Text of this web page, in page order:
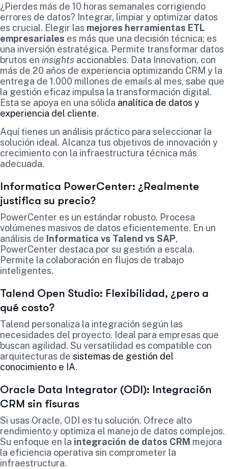
¿Pierdes más de 10 horas semanales corrigiendo
errores de datos? Integrar, limpiar y optimizar datos
es crucial. Elegir las mejores herramientas ETL
empresariales es más que una decisión técnica; es
una inversión estratégica. Permite transformar datos
brutos en insights accionables. Data Innovation, con
más de 20 años de experiencia optimizando CRM y la
entrega de 1.000 millones de emails al mes, sabe que
la gestión eficaz impulsa la transformación digital.
Esta se apoya en una sólida analítica de datos y
experiencia del cliente.
Aquí tienes un análisis práctico para seleccionar la
solución ideal. Alcanza tus objetivos de innovación y
crecimiento con la infraestructura técnica más
adecuada.
Informatica PowerCenter: ¿Realmente
justifica su precio?
PowerCenter es un estándar robusto. Procesa
volúmenes masivos de datos eficientemente. En un
análisis de Informatica vs Talend vs SAP,
PowerCenter destaca por su gestión a escala.
Permite la colaboración en flujos de trabajo
inteligentes.
Talend Open Studio: Flexibilidad, ¿pero a
qué costo?
Talend personaliza la integración según las
necesidades del proyecto. Ideal para empresas que
buscan agilidad. Su versatilidad es compatible con
arquitecturas de sistemas de gestión del
conocimiento e IA.
Oracle Data Integrator (ODI): Integración
CRM sin fisuras
Si usas Oracle, ODI es tu solución. Ofrece alto
rendimiento y optimiza el manejo de datos complejos.
Su enfoque en la integración de datos CRM mejora
la eficiencia operativa sin comprometer la
infraestructura.